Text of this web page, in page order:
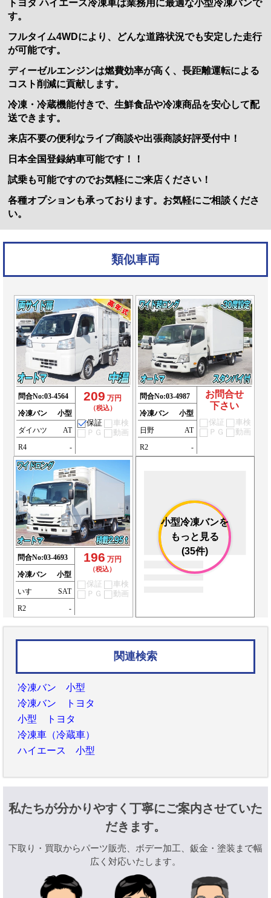
トヨタ ハイエース冷凍車は業務用に最適な小型冷凍バンで
す。
フルタイム4WDにより、どんな道路状況でも安定した走行
が可能です。
ディーゼルエンジンは燃費効率が高く、長距離運転による
コスト削減に貢献します。
冷凍・冷蔵機能付きで、生鮮食品や冷凍商品を安心して配
送できます。
来店不要の便利なライブ商談や出張商談好評受付中！
日本全国登録納車可能です！！
試乗も可能ですのでお気軽にご来店ください！
各種オプションも承っております。お気軽にご相談くださ
い。
類似車両
問合No:03-4564
冷凍バン
小型
ダイハツ
AT
R4
-
209 万円
（税込）
保証
車検
ＰＧ
動画
問合No:03-4987
冷凍バン
小型
日野
AT
R2
-
お問合せ
下さい
保証
車検
ＰＧ
動画
問合No:03-4693
冷凍バン
小型
いすゞ
SAT
R2
-
196 万円
（税込）
保証
車検
ＰＧ
動画
小型冷凍バンを
もっと見る
(35件)
関連検索
冷凍バン 小型
冷凍バン トヨタ
小型 トヨタ
冷凍車（冷蔵車）
ハイエース 小型
私たちが分かりやすく丁寧にご案内させていた
だきます。
下取り・買取からパーツ販売、ボデー加工、鈑金・塗装まで幅
広く対応いたします。